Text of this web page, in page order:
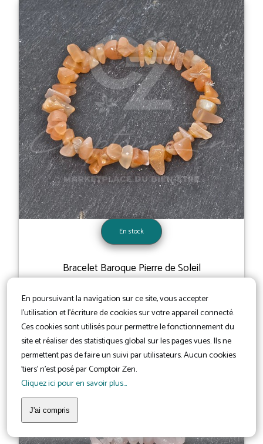
En poursuivant la navigation sur ce site, vous accepter
l'utilisation et l'écriture de cookies sur votre appareil connecté.
Ces cookies sont utilisés pour permettre le fonctionnement du
site et réaliser des statistiques global sur les pages vues. Ils ne
permettent pas de faire un suivi par utilisateurs. Aucun cookies
'tiers' n'est posé par Comptoir Zen.
Cliquez ici pour en savoir plus...
J'ai compris
En stock
Bracelet Baroque Pierre de Soleil
8,90 €